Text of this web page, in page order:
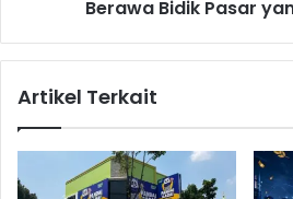
O
n
e
a
y
Berawa Bidik Pasar
Artikel Terkait